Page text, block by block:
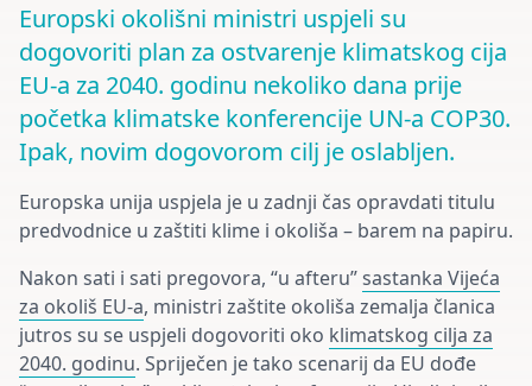
Europski okolišni ministri uspjeli su
dogovoriti plan za ostvarenje klimatskog cija
EU-a za 2040. godinu nekoliko dana prije
početka klimatske konferencije UN-a COP30.
Ipak, novim dogovorom cilj je oslabljen.
Europska unija uspjela je u zadnji čas opravdati titulu
predvodnice u zaštiti klime i okoliša – barem na papiru.
Nakon sati i sati pregovora, “u afteru”sastanka Vijeća
za okoliš EU-a, ministri zaštite okoliša zemalja članica
jutros su se uspjeli dogovoriti oko klimatskog cilja za
2040. godinu. Spriječen je tako scenarij da EU dođe